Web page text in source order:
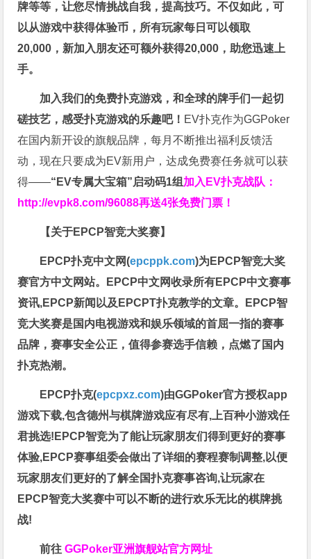
牌等等，让您尽情挑战自我，提高技巧。不仅如此， 可
以从游戏中获得体验币，所有玩家每日可以领取
20,000，新加入朋友还可额外获得20,000，助您迅速上
手。
加入我们的免费扑克游戏，和全球的牌手们一起切
磋技艺，感受扑克游戏的乐趣吧！ EV扑克作为GGPoker
在国内新开设的旗舰品牌，每月不断推出福利反馈活
动，现在只要成为EV新用户，达成免费赛任务就可以获
得——“EV专属大宝箱”启动码1组加入EV扑克战队：
http://evpk8.com/96088再送4张免费门票！
【关于EPCP智竞大奖赛】
EPCP扑克中文网(epcppk.com)为EPCP智竞大奖
赛官方中文网站。EPCP中文网收录所有EPCP中文赛事
资讯,EPCP新闻以及EPCPT扑克教学的文章。EPCP智
竞大奖赛是国内电视游戏和娱乐领域的首屈一指的赛事
品牌，赛事安全公正，值得参赛选手信赖，点燃了国内
扑克热潮。
EPCP扑克(epcpxz.com)由GGPoker官方授权app
游戏下载,包含德州与棋牌游戏应有尽有,上百种小游戏任
君挑选!EPCP智竞为了能让玩家朋友们得到更好的赛事
体验,EPCP赛事组委会做出了详细的赛程赛制调整,以便
玩家朋友们更好的了解全国扑克赛事咨询,让玩家在
EPCP智竞大奖赛中可以不断的进行欢乐无比的棋牌挑
战!
前往GGPoker亚洲旗舰站官方网址